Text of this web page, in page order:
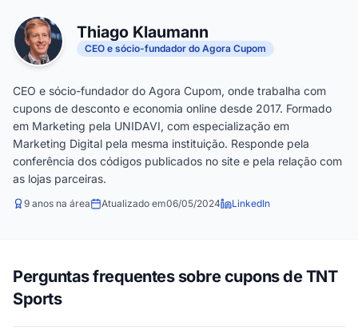
Thiago Klaumann
CEO e sócio-fundador do Agora Cupom
CEO e sócio-fundador do Agora Cupom, onde trabalha com
cupons de desconto e economia online desde 2017. Formado
em Marketing pela UNIDAVI, com especialização em
Marketing Digital pela mesma instituição. Responde pela
conferência dos códigos publicados no site e pela relação com
as lojas parceiras.
9 anos na área Atualizado em06/05/2024 LinkedIn
Perguntas frequentes sobre cupons de TNT
Sports